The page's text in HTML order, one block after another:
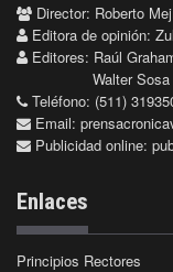
Director: Roberto
Editora de opinión:
Editores: Raúl
Walter
Teléfono: (511)
Email:
Publicidad online:
Enlaces
Principios Rectores